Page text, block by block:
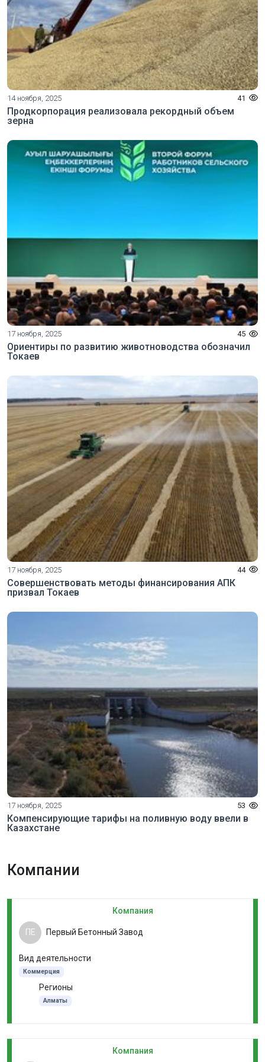
14 ноября, 2025 41
Продкорпорация реализовала рекордный объем
зерна
17 ноября, 2025 45
Ориентиры по развитию животноводства обозначил
Токаев
17 ноября, 2025 44
Совершенствовать методы финансирования АПК
призвал Токаев
17 ноября, 2025 53
Компенсирующие тарифы на поливную воду ввели в
Казахстане
Компании
Компания
ПЕ Первый Бетонный Завод
Вид деятельности
Коммерция
Регионы
Алматы
Компания